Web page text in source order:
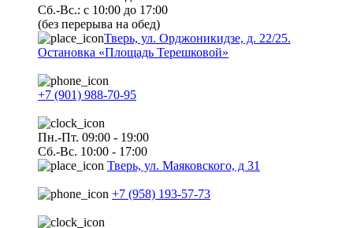
Сб.-Вс.: с 10:00 до 17:00
(без перерыва на обед)
Тверь, ул. Орджоникидзе, д. 22/25.
Остановка «Площадь Терешковой»
+7 (901) 988-70-95
Пн.-Пт. 09:00 - 19:00
Сб.-Вс. 10:00 - 17:00
Тверь, ул. Маяковского, д 31
+7 (958) 193-57-73